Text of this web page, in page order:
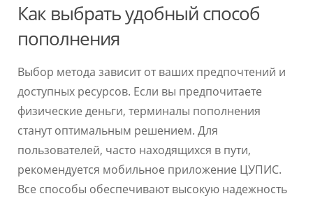
Как выбрать удобный способ
пополнения
Выбор метода зависит от ваших предпочтений и
доступных ресурсов. Если вы предпочитаете
физические деньги, терминалы пополнения
станут оптимальным решением. Для
пользователей, часто находящихся в пути,
рекомендуется мобильное приложение ЦУПИС.
Все способы обеспечивают высокую надежность